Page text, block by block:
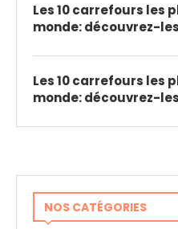
Les 10 carrefours les
monde: découvrez-
Les 10 carrefours les
monde: découvrez-
NOS CATÉGORIES